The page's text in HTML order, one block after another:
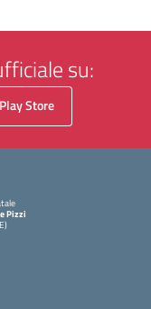
su:
Play Store
Pizzi
pagina iniziale della scuola